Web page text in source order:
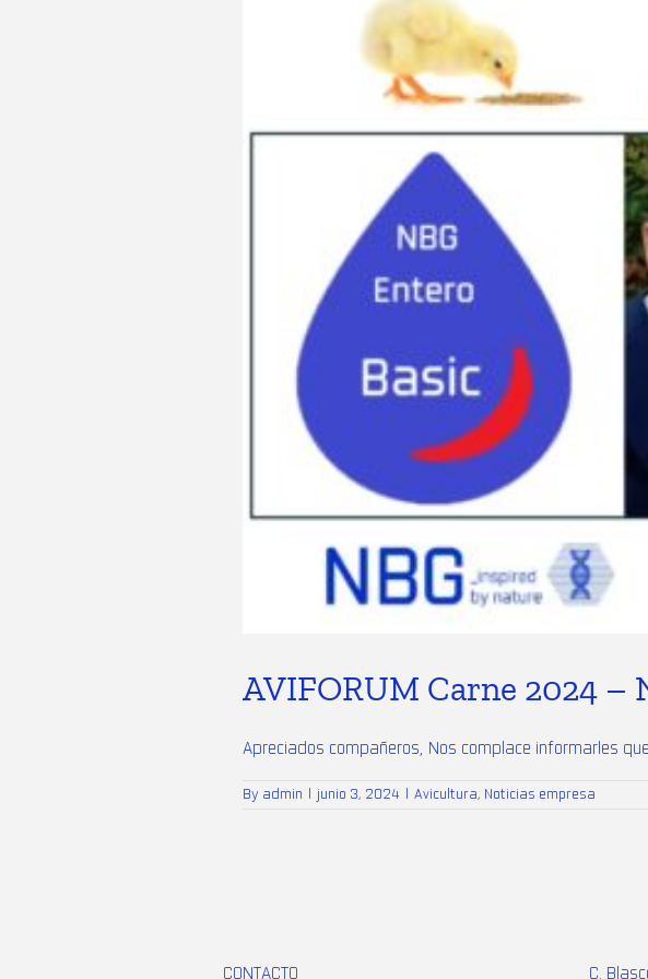
AVIFORUM Carne 2024 –
Apreciados compañeros, Nos complace informarles
By admin junio 3, 2024 Avicultura, Noticias empresa
CONTACTO C.